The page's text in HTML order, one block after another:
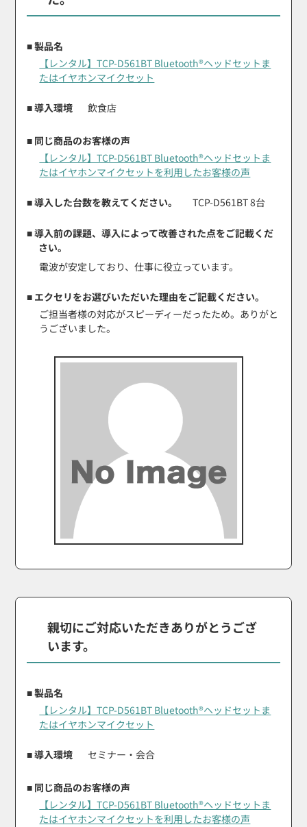
■ 製品名
【レンタル】TCP-D561BT Bluetooth®ヘッドセットま
たはイヤホンマイクセット
■ 導入環境 飲食店
■ 同じ商品のお客様の声
【レンタル】TCP-D561BT Bluetooth®ヘッドセットま
たはイヤホンマイクセットを利用したお客様の声
■ 導入した台数を教えてください。 TCP-D561BT 8台
■ 導入前の課題、導入によって改善された点をご記載くだ
さい。
電波が安定しており、仕事に役立っています。
■ エクセリをお選びいただいた理由をご記載ください。
ご担当者様の対応がスピーディーだったため。ありがと
うございました。
親切にご対応いただきありがとうござ
います。
■ 製品名
【レンタル】TCP-D561BT Bluetooth®ヘッドセットま
たはイヤホンマイクセット
■ 導入環境 セミナー・会合
■ 同じ商品のお客様の声
【レンタル】TCP-D561BT Bluetooth®ヘッドセットま
たはイヤホンマイクセットを利用したお客様の声